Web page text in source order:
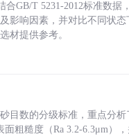
合GB/T 5231-2012标准数据
影响因素，并对比不同状态
材提供参考。
目数的分级标准，重点分析
面粗糙度（Ra 3.2-6.3μm）